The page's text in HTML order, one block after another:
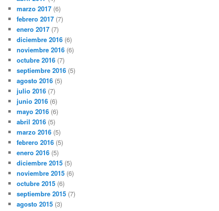
marzo 2017 (6)
febrero 2017 (7)
enero 2017 (7)
diciembre 2016 (6)
noviembre 2016 (6)
octubre 2016 (7)
septiembre 2016 (5)
agosto 2016 (5)
julio 2016 (7)
junio 2016 (6)
mayo 2016 (6)
abril 2016 (5)
marzo 2016 (5)
febrero 2016 (5)
enero 2016 (5)
diciembre 2015 (5)
noviembre 2015 (6)
octubre 2015 (6)
septiembre 2015 (7)
agosto 2015 (3)